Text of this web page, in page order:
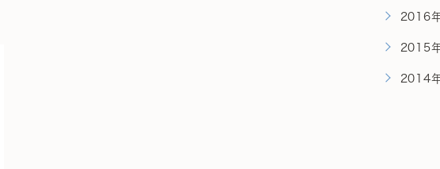
2016
2015
2014